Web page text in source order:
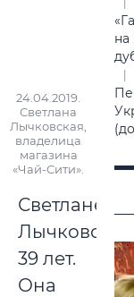
24.04.2019.
Светлана
Лычковская,
владелица
магазина
«Чай-Сити».
Светлане
Лычковской
39 лет.
Она
на